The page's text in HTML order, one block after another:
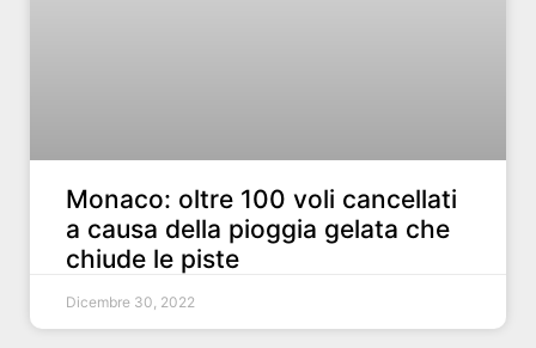
Monaco: oltre 100 voli cancellati
a causa della pioggia gelata che
chiude le piste
Dicembre 30, 2022